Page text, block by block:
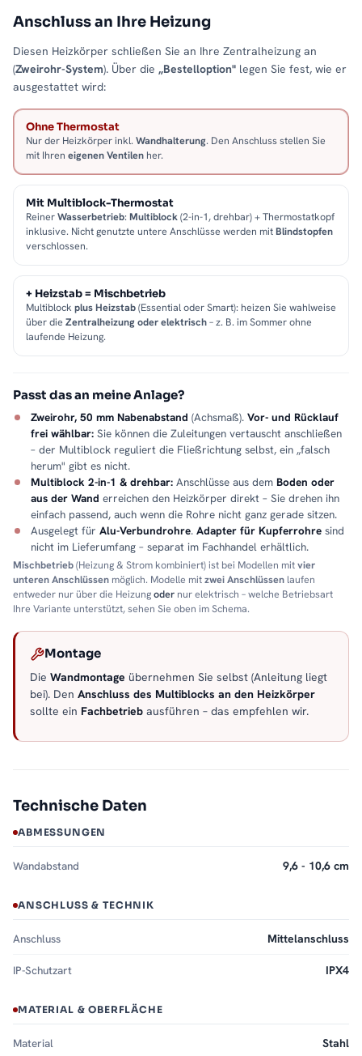
Anschluss an Ihre Heizung
Diesen Heizkörper schließen Sie an Ihre Zentralheizung an
(Zweirohr-System). Über die „Bestelloption" legen Sie fest, wie er
ausgestattet wird:
Ohne Thermostat
Nur der Heizkörper inkl. Wandhalterung. Den Anschluss stellen Sie
mit Ihren eigenen Ventilen her.
Mit Multiblock-Thermostat
ReinerWasserbetrieb: Multiblock(2-in-1, drehbar) + Thermostatkopf
inklusive. Nicht genutzte untere Anschlüsse werden mitBlindstopfen
verschlossen.
+ Heizstab = Mischbetrieb
Multiblock plus Heizstab(Essential oder Smart): heizen Sie wahlweise
über die Zentralheizung oder elektrisch– z. B. im Sommer ohne
laufende Heizung.
Passt das an meine Anlage?
Zweirohr, 50 mm Nabenabstand (Achsmaß). Vor- und Rücklauf
frei wählbar: Sie können die Zuleitungen vertauscht anschließen
– der Multiblock reguliert die Fließrichtung selbst, ein „falsch
herum" gibt es nicht.
Multiblock 2-in-1 & drehbar: Anschlüsse aus dem Boden oder
aus der Wand erreichen den Heizkörper direkt – Sie drehen ihn
einfach passend, auch wenn die Rohre nicht ganz gerade sitzen.
Ausgelegt für Alu-Verbundrohre. Adapter für Kupferrohre sind
nicht im Lieferumfang – separat im Fachhandel erhältlich.
Mischbetrieb(Heizung & Strom kombiniert) ist bei Modellen mitvier
unteren Anschlüssen möglich. Modelle mitzwei Anschlüssen laufen
entweder nur über die Heizungoder nur elektrisch – welche Betriebsart
Ihre Variante unterstützt, sehen Sie oben im Schema.
Montage
Die Wandmontage übernehmen Sie selbst (Anleitung liegt
bei). Den Anschluss des Multiblocks an den Heizkörper
sollte ein Fachbetrieb ausführen – das empfehlen wir.
Technische Daten
ABMESSUNGEN
Wandabstand 9,6 - 10,6 cm
ANSCHLUSS & TECHNIK
Anschluss Mittelanschluss
IP-Schutzart IPX4
MATERIAL & OBERFLÄCHE
Material Stahl